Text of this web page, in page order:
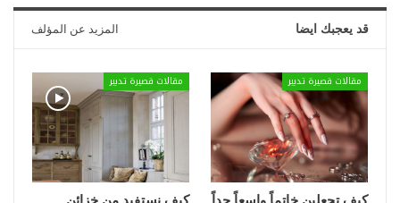
قد يعجبك ايضا المزيد عن المؤلف
مقالات قصيرة تدبير
كيف تجعلين خاتماً واسعاً جداً
مقالات قصيرة تدبير
كيف نستفيد من خزائن